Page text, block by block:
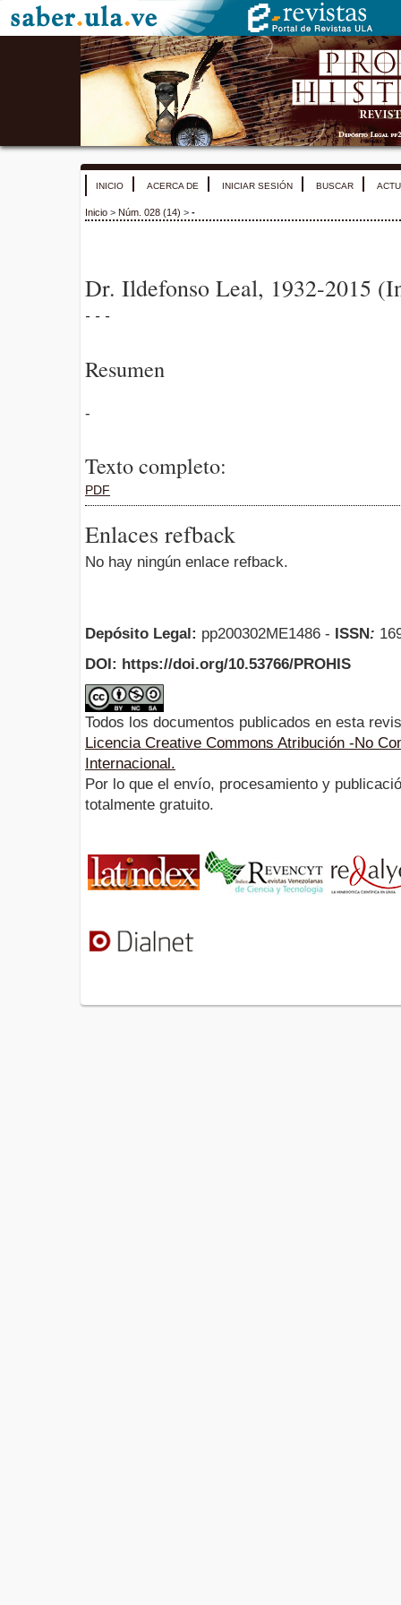
INICIO ACERCA DE INICIAR SESIÓN BUSCAR
Inicio > Núm. 028 (14) > -
Dr. Ildefonso Leal, 1932-2015
- - -
Resumen
-
Texto completo:
PDF
Enlaces refback
No hay ningún enlace refback.
Depósito Legal: pp200302ME1486 - ISSN:
DOI: https://doi.org/10.53766/PROHIS
Todos los documentos publicados en esta
Licencia Creative Commons Atribución -No
Internacional.
Por lo que el envío, procesamiento y
totalmente gratuito.